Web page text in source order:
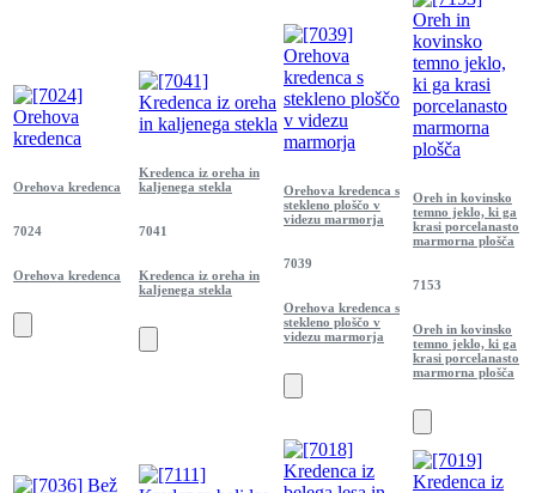
Orehova kredenca
7024
Orehova kredenca
Kredenca iz oreha in
kaljenega stekla
7041
Kredenca iz oreha in
kaljenega stekla
Orehova kredenca s
stekleno ploščo v
videzu marmorja
7039
Orehova kredenca s
stekleno ploščo v
videzu marmorja
Oreh in kovinsko
temno jeklo, ki ga
krasi porcelanasto
marmorna plošča
7153
Oreh in kovinsko
temno jeklo, ki ga
krasi porcelanasto
marmorna plošča